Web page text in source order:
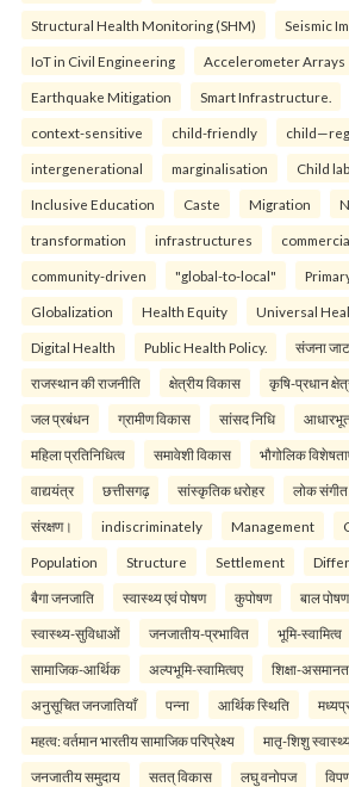
Structural Health Monitoring (SHM) Seismic
IoT in Civil Engineering Accelerometer Arrays
Earthquake Mitigation Smart Infrastructure.
context-sensitive child-friendly
intergenerational marginalisation Child
Inclusive Education Caste Migration
transformation infrastructures
community-driven "global-to-local"
Globalization Health Equity Universal
Digital Health Public Health Policy. संजना
राजस्थान की राजनीति क्षेत्रीय विकास कृषि-प्रधान
जल प्रबंधन ग्रामीण विकास सांसद निधि
महिला प्रतिनिधित्व समावेशी विकास भौगोलिक
वाद्ययंत्र छत्तीसगढ़ सांस्कृतिक धरोहर लोक संगीत
संरक्षण। indiscriminately Management
Population Structure Settlement
बैगा जनजाति स्वास्थ्य एवं पोषण कुपोषण बाल पोषण
स्वास्थ्य-सुविधाओं जनजातीय-प्रभावित भूमि-स्वामित्व
सामाजिक-आर्थिक अल्पभूमि-स्वामित्वए शिक्षा-
अनुसूचित जनजातियाँ पन्ना आर्थिक स्थिति
महत्व: वर्तमान भारतीय सामाजिक परिप्रेक्ष्य मातृ-शिशु
जनजातीय समुदाय सतत् विकास लघु वनोपज